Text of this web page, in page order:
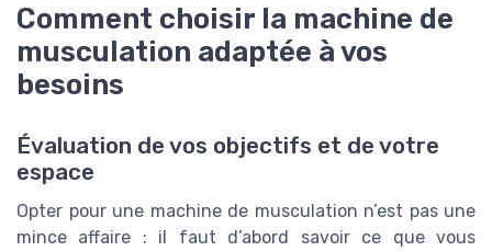
Comment choisir la machine de
musculation adaptée à vos
besoins
Évaluation de vos objectifs et de votre
espace
Opter pour une machine de musculation n’est pas une
mince affaire : il faut d’abord savoir ce que vous